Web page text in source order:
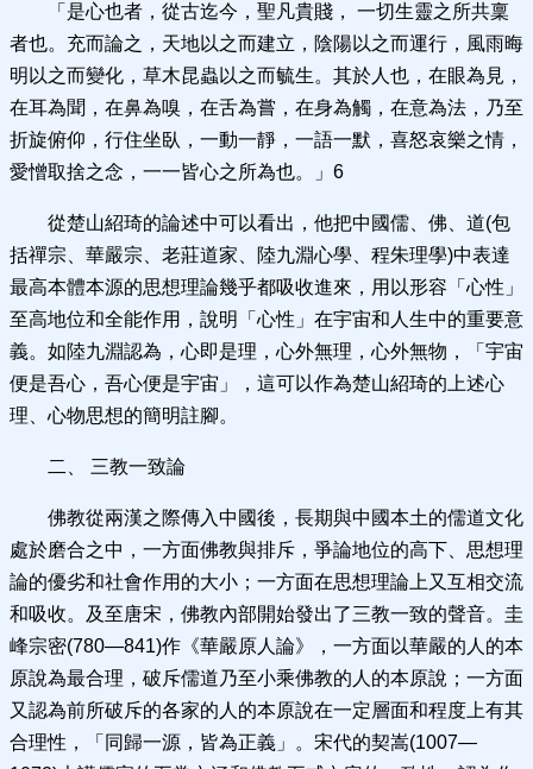
「是心也者，從古迄今，聖凡貴賤， 一切生靈之所共稟
者也。充而論之，天地以之而建立，陰陽以之而運行，風雨晦
明以之而變化，草木昆蟲以之而毓生。其於人也，在眼為見，
在耳為聞，在鼻為嗅，在舌為嘗，在身為觸，在意為法，乃至
折旋俯仰，行住坐臥，一動一靜，一語一默，喜怒哀樂之情，
愛憎取捨之念，一一皆心之所為也。」6
從楚山紹琦的論述中可以看出，他把中國儒、佛、道(包
括禪宗、華嚴宗、老莊道家、陸九淵心學、程朱理學)中表達
最高本體本源的思想理論幾乎都吸收進來，用以形容「心性」
至高地位和全能作用，說明「心性」在宇宙和人生中的重要意
義。如陸九淵認為，心即是理，心外無理，心外無物，「宇宙
便是吾心，吾心便是宇宙」，這可以作為楚山紹琦的上述心
理、心物思想的簡明註腳。
二、 三教一致論
佛教從兩漢之際傳入中國後，長期與中國本土的儒道文化
處於磨合之中，一方面佛教與排斥，爭論地位的高下、思想理
論的優劣和社會作用的大小；一方面在思想理論上又互相交流
和吸收。及至唐宋，佛教內部開始發出了三教一致的聲音。圭
峰宗密(780—841)作《華嚴原人論》，一方面以華嚴的人的本
原說為最合理，破斥儒道乃至小乘佛教的人的本原說；一方面
又認為前所破斥的各家的人的本原說在一定層面和程度上有其
合理性，「同歸一源，皆為正義」。宋代的契嵩(1007—